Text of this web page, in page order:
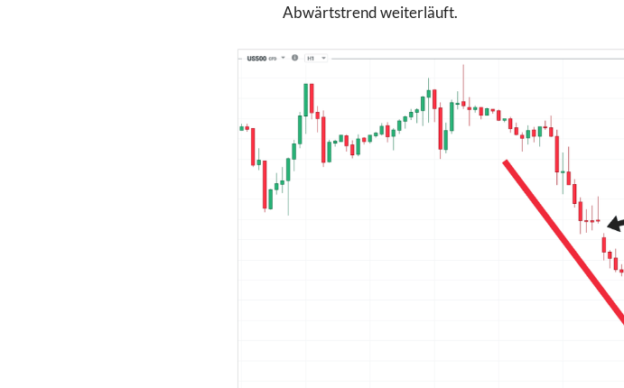
Abwärtstrend weiterläuft.